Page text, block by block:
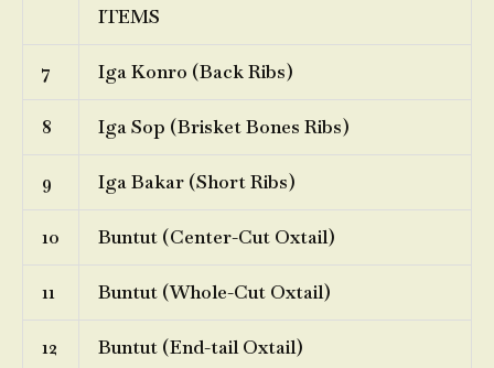
ITEMS
7 Iga Konro (Back Ribs)
8 Iga Sop (Brisket Bones Ribs)
9 Iga Bakar (Short Ribs)
10 Buntut (Center-Cut Oxtail)
11 Buntut (Whole-Cut Oxtail)
12 Buntut (End-tail Oxtail)